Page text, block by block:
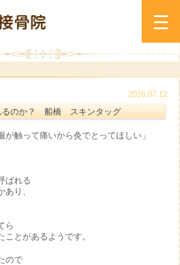
2016.07.12
るのか？ 船橋 スキンタッグ
が触って痛いから灸でとってほしい」
ばれる
り、
ら
とがあるようです。
ので